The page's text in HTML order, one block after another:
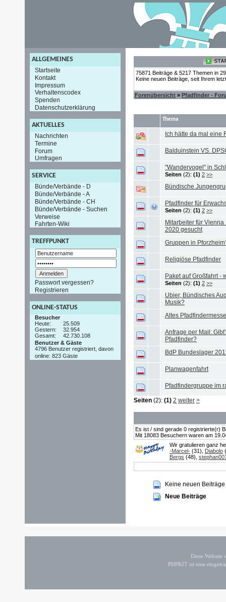
ALLGEMEINES
Startseite
Kontakt
Impressum
Verhaltenscodex
Spenden
Datenschutzerklärung
AKTUELLES
Nachrichten
Termine
Forum
Umfragen
SERVICE
Bünde/Verbände - D
Bünde/Verbände - A
Bünde/Verbände - CH
Bünde/Verbände - Suchen
Verweise
Fahrten-Wiki
TREFFPUNKT
Passwort vergessen?
Registrieren
ONLINE-STATUS
Besucher
Heute:
25.509
Gestern:
32.954
Gesamt:
42.730.108
Benutzer & Gäste
4796 Benutzer registriert, davon
online: 823 Gäste
75871 Beiträge & 5217 Themen in
Keine neuen Beiträge, seit Ihrem
Forenübersicht » Pfadfinder -
Thema
Ich hätte da mal eine
Balduinstein VS.
"Wandervogel" in
Seiten (2): (1) 2 >>
Bündische
Pfadfinder für
Seiten (2): (1) 2 >>
Mitarbeiter für
2020 gesucht
Gruppen in
Religiöse Pfadfinder
Paket auf Großfahrt -
Seiten (2): (1) 2 >>
Ubier, Bündisches
Musik?
Altes
Anfrage per Mail:
Pfadfinder?
BdP Bundeslager
Planwagenfahrt
Pfadfindergruppe im
Seiten (2): (1) 2 weiter >
Es ist / sind gerade 0 registrierte(r)
Mit 18083 Besuchern waren am
Wir gratulieren ganz
-Marcel- (31), Diabolo
Bergs (48),
Keine neuen Beiträge
Neue Beiträge
Diese
PHPKIT ist eine